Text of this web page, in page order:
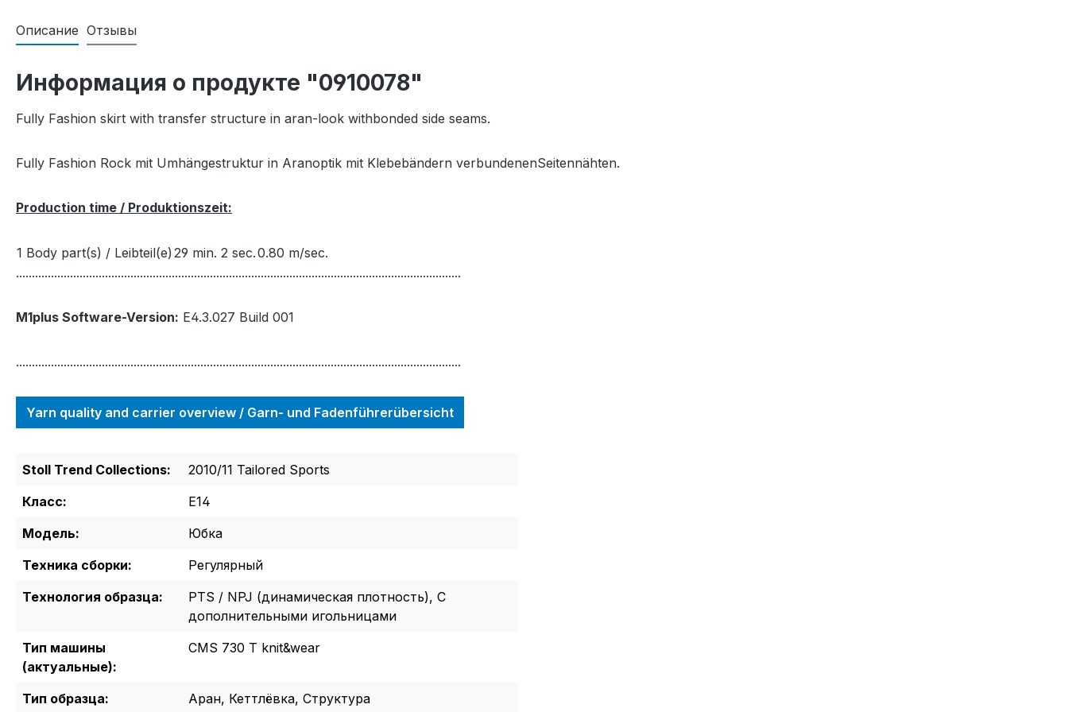
Описание Отзывы
Информация о продукте "0910078"
Fully Fashion skirt with transfer structure in aran-look withbonded side seams.
Fully Fashion Rock mit Umhängestruktur in Aranoptik mit Klebebändern verbundenenSeitennähten.
Production time / Produktionszeit:
1 Body part(s) / Leibteil(e) 29 min. 2 sec.0.80 m/sec.
............................................................................................................................................
M1plus Software-Version: E4.3.027 Build 001
............................................................................................................................................
Yarn quality and carrier overview / Garn- und Fadenführerübersicht
Stoll Trend Collections:
2010/11 Tailored Sports
Класс:
E14
Модель:
Юбка
Техника сборки:
Регулярный
Технология образца:
PTS / NPJ (динамическая плотность), С
дополнительными игольницами
Тип машины
(актуальные):
CMS 730 T knit&wear
Тип образца: Аран, Кеттлёвка, Структура